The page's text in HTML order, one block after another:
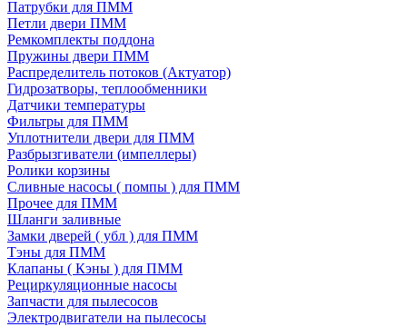
Патрубки для ПММ
Петли двери ПММ
Ремкомплекты поддона
Пружины двери ПММ
Распределитель потоков (Актуатор)
Гидрозатворы, теплообменники
Датчики температуры
Фильтры для ПММ
Уплотнители двери для ПММ
Разбрызгиватели (импеллеры)
Ролики корзины
Сливные насосы ( помпы ) для ПММ
Прочее для ПММ
Шланги заливные
Замки дверей ( убл ) для ПММ
Тэны для ПММ
Клапаны ( Кэны ) для ПММ
Рециркуляционные насосы
Запчасти для пылесосов
Электродвигатели на пылесосы